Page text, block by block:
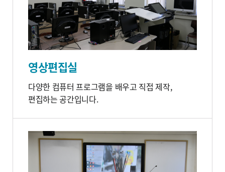
영상편집실
다양한 컴퓨터 프로그램을 배우고 직접 제작,
편집하는 공간입니다.